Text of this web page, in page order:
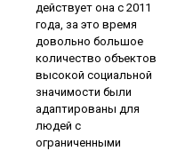
действует она с 2011
года, за это время
довольно большое
количество объектов
высокой социальной
значимости были
адаптированы для
людей с
ограниченными